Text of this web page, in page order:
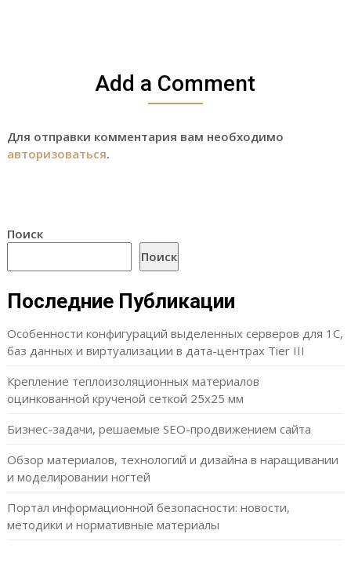
Add a Comment
Для отправки комментария вам необходимо
авторизоваться.
Поиск
Поиск
Последние Публикации
Особенности конфигураций выделенных серверов для 1С,
баз данных и виртуализации в дата-центрах Tier III
Крепление теплоизоляционных материалов
оцинкованной крученой сеткой 25х25 мм
Бизнес-задачи, решаемые SEO-продвижением сайта
Обзор материалов, технологий и дизайна в наращивании
и моделировании ногтей
Портал информационной безопасности: новости,
методики и нормативные материалы